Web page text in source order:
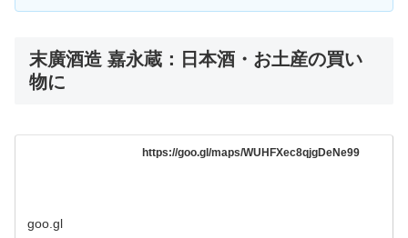
末廣酒造 嘉永蔵：日本酒・お土産の買い
物に
https://goo.gl/maps/WUHFXec8qjgDeNe99
goo.gl